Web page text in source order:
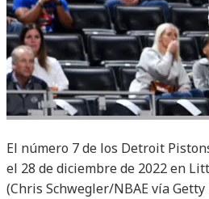
El número 7 de los Detroit
el 28 de diciembre de 2022 en
(Chris Schwegler/NBAE vía Getty